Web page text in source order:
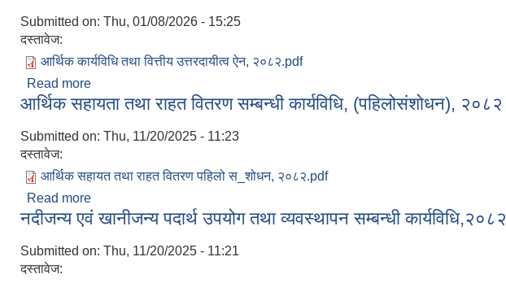
Submitted on: Thu, 01/08/2026 - 15:25
दस्तावेज:
आर्थिक कार्यविधि तथा वित्तीय उत्तरदायीत्व ऐन, २०८२.pdf
Read more
आर्थिक सहायता तथा राहत वितरण सम्बन्धी कार्यविधि, (पहिलोसंशोधन), २०८२
Submitted on: Thu, 11/20/2025 - 11:23
दस्तावेज:
आर्थिक सहायत तथा राहत वितरण पहिलो स_शोधन, २०८२.pdf
Read more
नदीजन्य एवं खानीजन्य पदार्थ उपयोग तथा व्यवस्थापन सम्बन्धी कार्यविधि,२०८२
Submitted on: Thu, 11/20/2025 - 11:21
दस्तावेज: